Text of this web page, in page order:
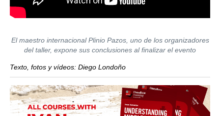
El maestro internacional Plinio Pazos, uno de los organizadores
del taller, expone sus conclusiones al finalizar el evento
Texto, fotos y vídeos: Diego Londoño